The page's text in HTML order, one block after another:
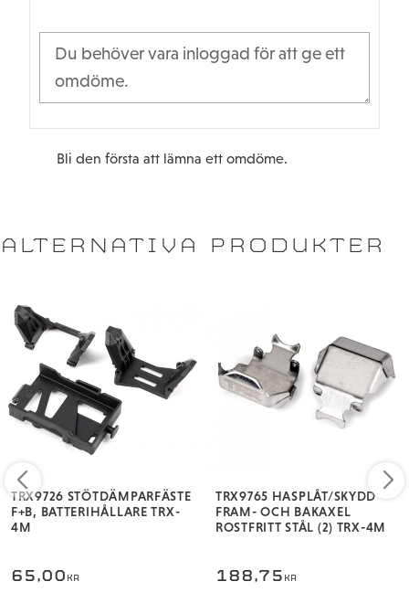
Bli den första att lämna ett omdöme.
ALTERNATIVA PRODUKTER
TRX9726 STÖTDÄMPARFÄSTE
F+B, BATTERIHÅLLARE TRX-
4M
65,00 KR
TRX9765 HASPLÅT/SKYDD
FRAM- OCH BAKAXEL
ROSTFRITT STÅL (2) TRX-4M
188,75 KR